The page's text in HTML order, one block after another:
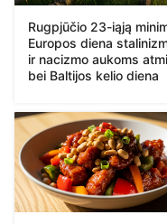
Rugpjūčio 23-iąją
Europos diena
ir nacizmo aukoms
bei Baltijos kelio diena